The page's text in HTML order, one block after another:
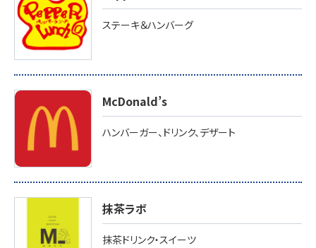
ステーキ＆ハンバーグ
McDonald’s
ハンバーガー、ドリンク、デザート
抹茶ラボ
抹茶ドリンク・スイーツ